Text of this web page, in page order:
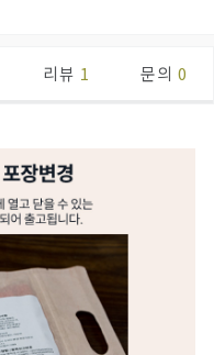
리뷰 1 문의 0